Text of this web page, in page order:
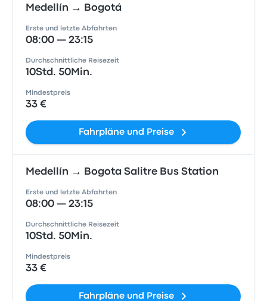
Medellín → Bogotá
Erste und letzte Abfahrten
08:00 — 23:15
Durchschnittliche Reisezeit
10Std. 50Min.
Mindestpreis
33 €
Fahrpläne und Preise
Medellín → Bogota Salitre Bus Station
Erste und letzte Abfahrten
08:00 — 23:15
Durchschnittliche Reisezeit
10Std. 50Min.
Mindestpreis
33 €
Fahrpläne und Preise